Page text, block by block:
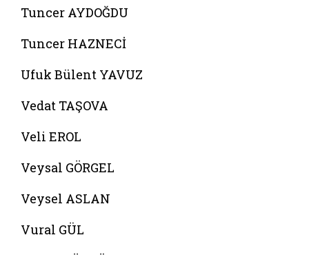
Tuncer AYDOĞDU
Tuncer HAZNECİ
Ufuk Bülent YAVUZ
Vedat TAŞOVA
Veli EROL
Veysal GÖRGEL
Veysel ASLAN
Vural GÜL